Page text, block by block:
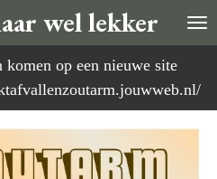
wel lekker
op een nieuwe site